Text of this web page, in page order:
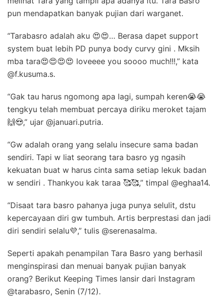
pun mendapatkan banyak pujian dari warganet.
“Tarabasro adalah aku 😍😍… Berasa dapet support
system buat lebih PD punya body curvy gini . Mksih
mba tara😍😍😍😍 loveeee you soooo much!!!,” kata
@f.kusuma.s.
“Gak tau harus ngomong apa lagi, sumpah keren😭😭
tengkyu telah membuat percaya diriku meroket tajam
🙌😍,” ujar @januari.putria.
“Gw adalah orang yang selalu insecure sama badan
sendiri. Tapi w liat seorang tara basro yg ngasih
kekuatan buat w harus cinta sama setiap lekuk badan
w sendiri . Thankyou kak taraa 🥰🥰,” timpal @eghaa14.
“Disaat tara basro pahanya juga punya selulit, dstu
kepercayaan diri gw tumbuh. Artis berprestasi dan jadi
diri sendiri selalu💜,” tulis @serenasalma.
Seperti apakah penampilan Tara Basro yang berhasil
menginspirasi dan menuai banyak pujian banyak
orang? Berikut Keeping Times lansir dari Instagram
@tarabasro, Senin (7/12).